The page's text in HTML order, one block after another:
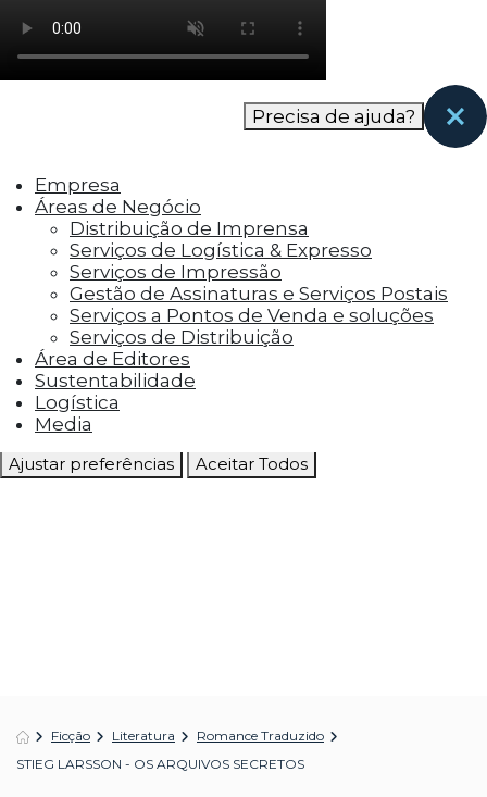
como os visitantes interagem com o site. Esses
cookies ajudam a fornecer informações sobre
as métricas do número de visitantes, taxa de
rejeição, origem do tráfego, etc.
funcionalidades, como compartilhar o
conteúdo do site em plataformas de social
media, coletar feedbacks e outros recursos de
terceiros.
Cookies Marketing
Os cookies de marketing são usados para
entregar aos visitantes anúncios
personalizados com base nas páginas que eles
visitaram antes e analisar a eficácia da
campanha publicitária.
Ajustar preferências Aceitar Todos
Precisa de ajuda?
Empresa
Áreas de Negócio
Distribuição de Imprensa
Serviços de Logística & Expresso
Serviços de Impressão
Gestão de Assinaturas e Serviços Postais
Serviços a Pontos de Venda e soluções
Serviços de Distribuição
Área de Editores
Sustentabilidade
Logística
Media
Ficção Literatura
Romance Traduzido
STIEG LARSSON - OS ARQUIVOS SECRETOS